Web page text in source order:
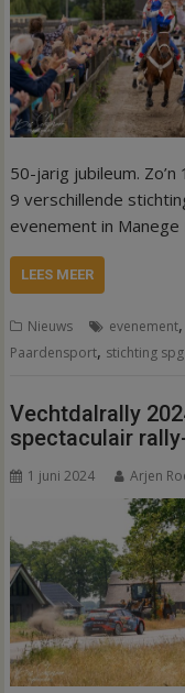
50-jarig jubileum.
9 verschillende
evenement in
LEES MEER
Nieuws evenement,
Paardensport, stichting spg
Vechtdalrally
spectaculair
1 juni 2024 Arjen